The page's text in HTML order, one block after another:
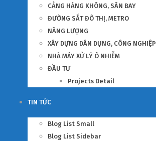
CẢNG HÀNG KHÔNG, SÂN BAY
ĐƯỜNG SẮT ĐÔ THỊ, METRO
NĂNG LƯỢNG
XÂY DỰNG DÂN DỤNG, CÔNG NGHIỆP
NHÀ MÁY XỬ LÝ Ô NHIỄM
ĐẦU TƯ
Projects Detail
TIN TỨC
Blog List Small
Blog List Sidebar